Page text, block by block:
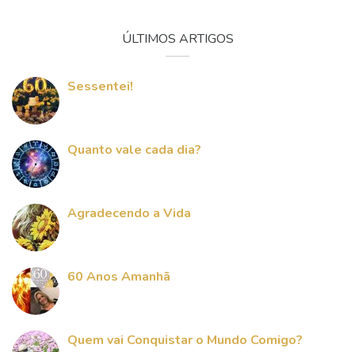
ÚLTIMOS ARTIGOS
Sessentei!
Quanto vale cada dia?
Agradecendo a Vida
60 Anos Amanhã
Quem vai Conquistar o Mundo Comigo?